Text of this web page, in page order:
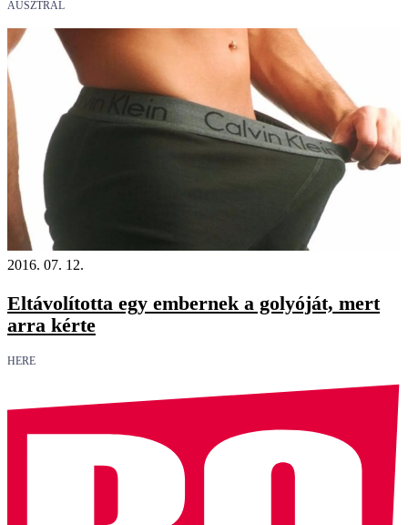
AUSZTRÁL
2016. 07. 12.
Eltávolította egy embernek a golyóját, mert
arra kérte
HERE